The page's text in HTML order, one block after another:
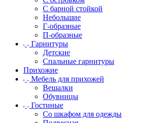
С барной стойкой
Небольшие
Г-образные
П-образные
Гарнитуры
Детские
Спальные гарнитуры
Прихожие
Мебель для прихожей
Вешалки
Обувницы
Гостиные
Со шкафом для одежды